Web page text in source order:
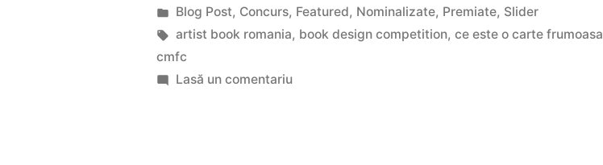
2019”
de
Publicat
în
Blog Post, Concurs, Featured, Nominalizate, Premiate, Slider
Etichete:
artist book romania, book design competition,ce este o carte frumoasa
cmfc
Lasă un comentariu